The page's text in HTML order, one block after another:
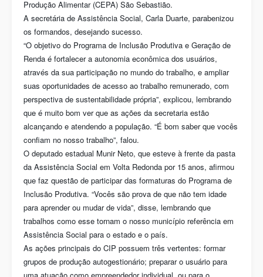
Produção Alimentar (CEPA) São Sebastião.
A secretária de Assistência Social, Carla Duarte, parabenizou
os formandos, desejando sucesso.
“O objetivo do Programa de Inclusão Produtiva e Geração de
Renda é fortalecer a autonomia econômica dos usuários,
através da sua participação no mundo do trabalho, e ampliar
suas oportunidades de acesso ao trabalho remunerado, com
perspectiva de sustentabilidade própria”, explicou, lembrando
que é muito bom ver que as ações da secretaria estão
alcançando e atendendo a população. “É bom saber que vocês
confiam no nosso trabalho”, falou.
O deputado estadual Munir Neto, que esteve à frente da pasta
da Assistência Social em Volta Redonda por 15 anos, afirmou
que faz questão de participar das formaturas do Programa de
Inclusão Produtiva. “Vocês são prova de que não tem idade
para aprender ou mudar de vida”, disse, lembrando que
trabalhos como esse tornam o nosso município referência em
Assistência Social para o estado e o país.
As ações principais do CIP possuem três vertentes: formar
grupos de produção autogestionário; preparar o usuário para